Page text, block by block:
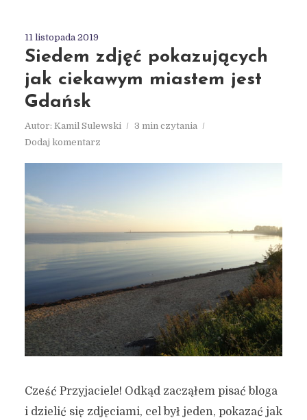
11 listopada 2019
Siedem zdjęć pokazujących
jak ciekawym miastem jest
Gdańsk
Autor: Kamil Sulewski
3 min czytania
Dodaj komentarz
Cześć Przyjaciele! Odkąd zacząłem pisać bloga
i dzielić się zdjęciami, cel był jeden, pokazać jak